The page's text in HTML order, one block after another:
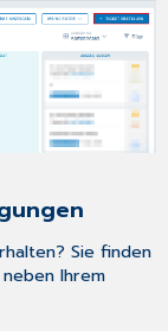
Sie finden
Ihrem